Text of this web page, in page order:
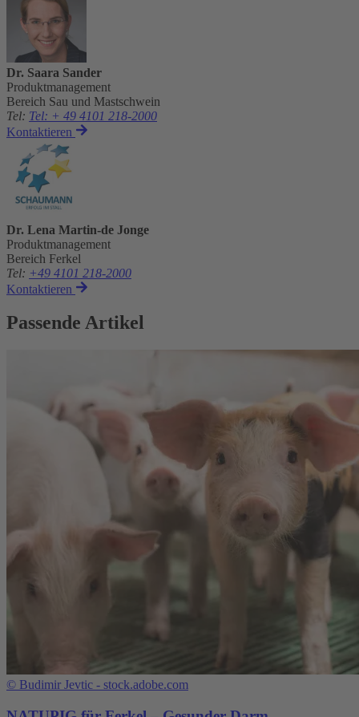
Dr. Saara Sander
Produktmanagement
Bereich Sau und Mastschwein
Tel: Tel: + 49 4101 218-2000
Kontaktieren
Dr. Lena Martin-de Jonge
Produktmanagement
Bereich Ferkel
Tel: +49 4101 218-2000
Kontaktieren
Passende Artikel
© Budimir Jevtic - stock.adobe.com